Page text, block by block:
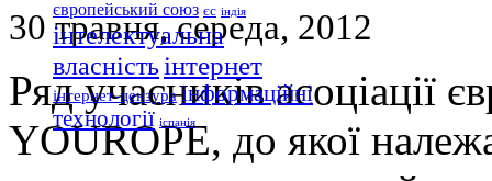
європейський союз єс індія
інтелектуальна
власністьінтернет
інтернет-цензура інформаційні
технології іспанія
30 травня, середа, 2012
Ряд учасників асоціації
YOUROPE, до якої